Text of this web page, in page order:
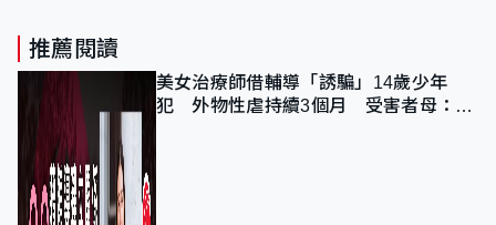
推薦閱讀
美女治療師借輔導「誘騙」14歲少年
犯 外物性虐持續3個月 受害者母：要